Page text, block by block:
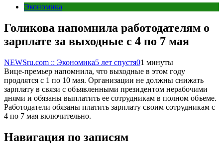
Экономика
Голикова напомнила работодателям о
зарплате за выходные с 4 по 7 мая
NEWSru.com :: Экономика5 лет спустя01 минуты
Вице-премьер напомнила, что выходные в этом году
продлятся с 1 по 10 мая. Организации не должны снижать
зарплату в связи с объявленными президентом нерабочими
днями и обязаны выплатить ее сотрудникам в полном объеме.
Работодатели обязаны платить зарплату своим сотрудникам с
4 по 7 мая включительно.
Навигация по записям